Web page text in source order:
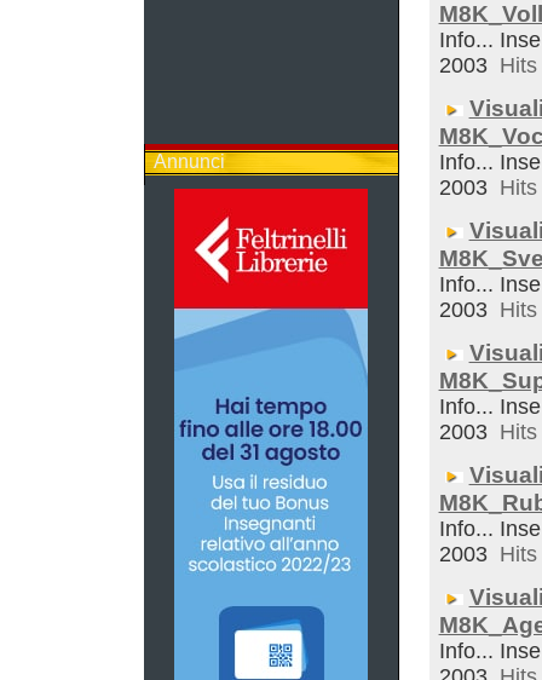
Annunci
Info...
2003
Info...
2003
Info...
2003
Info...
2003
Info...
2003
Info...